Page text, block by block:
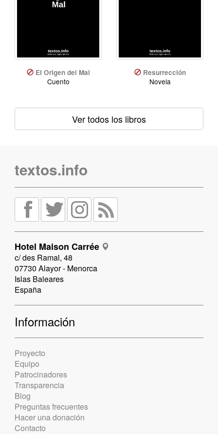
El Origen del Mal
Cuento
Resurrección
Novela
Ver todos los libros
textos.info
Hotel Maison Carrée
c/ des Ramal, 48
07730 Alayor - Menorca
Islas Baleares
España
Información
Proyecto
Equipo
Patrocinadores
Transparencia
Blog
Preguntas frecuentes
Hacer una donación
Contacto